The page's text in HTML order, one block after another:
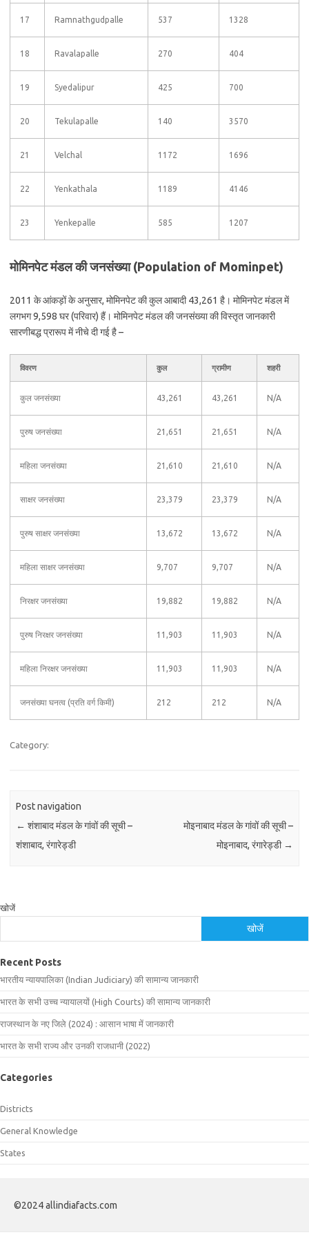
17 Ramnathgudpalle 537 1328
18 Ravalapalle 270 404
19 Syedalipur 425 700
20 Tekulapalle 140 3570
21 Velchal 1172 1696
22 Yenkathala 1189 4146
23 Yenkepalle 585 1207
मोमिनपेट मंडल की जनसंख्या (Population of Mominpet)
2011 के आंकड़ों के अनुसार, मोमिनपेट की कुल आबादी 43,261 है। मोमिनपेट मंडल में
लगभग 9,598 घर (परिवार) हैं। मोमिनपेट मंडल की जनसंख्या की विस्तृत जानकारी
सारणीबद्ध प्रारूप में नीचे दी गई है –
विवरण कुल ग्रामीण शहरी
कुल जनसंख्या 43,261 43,261 N/A
पुरुष जनसंख्या 21,651 21,651 N/A
महिला जनसंख्या 21,610 21,610 N/A
साक्षर जनसंख्या 23,379 23,379 N/A
पुरुष साक्षर जनसंख्या 13,672 13,672 N/A
महिला साक्षर जनसंख्या 9,707 9,707 N/A
निरक्षर जनसंख्या 19,882 19,882 N/A
पुरुष निरक्षर जनसंख्या 11,903 11,903 N/A
महिला निरक्षर जनसंख्या 11,903 11,903 N/A
जनसंख्या घनत्व (प्रति वर्ग किमी) 212 212 N/A
Category:
Post navigation
← शंशाबाद मंडल के गांवों की सूची –
शंशाबाद, रंगारेड्डी
मोइनाबाद मंडल के गांवों की सूची –
मोइनाबाद, रंगारेड्डी →
खोजें
खोजें
Recent Posts
भारतीय न्यायपालिका (Indian Judiciary) की सामान्य जानकारी
भारत के सभी उच्च न्यायालयों (High Courts) की सामान्य जानकारी
राजस्थान के नए जिले (2024) : आसान भाषा में जानकारी
भारत के सभी राज्य और उनकी राजधानी (2022)
Categories
Districts
General Knowledge
States
©2024 allindiafacts.com